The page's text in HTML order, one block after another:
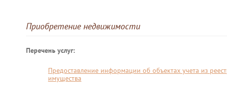
Приобретение недвижимости
Перечень услуг:
Предоставление информации об объектах учета из
имущества